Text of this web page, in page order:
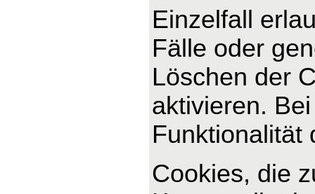
Einzelfall
Fälle oder
Löschen der
aktivieren.
Funktionalität
Cookies, die